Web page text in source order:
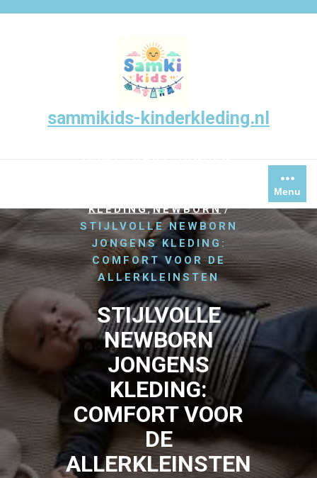
sammikids-kinderkleding.nl
Menu
HOME/BABY,JONGEN,
KLEDING,NEWBORN/
STIJLVOLLE NEWBORN
JONGENS KLEDING:
COMFORT VOOR DE
ALLERKLEINSTEN
STIJLVOLLE
NEWBORN
JONGENS
KLEDING:
COMFORT VOOR
DE
ALLERKLEINSTEN